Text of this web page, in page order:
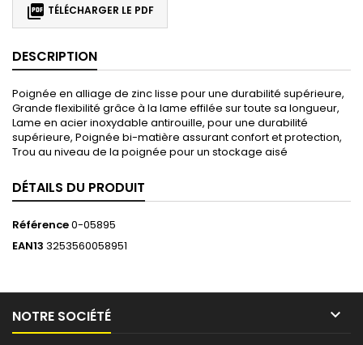
 TÉLÉCHARGER LE PDF
DESCRIPTION
Poignée en alliage de zinc lisse pour une durabilité supérieure,
Grande flexibilité grâce à la lame effilée sur toute sa longueur,
Lame en acier inoxydable antirouille, pour une durabilité
supérieure, Poignée bi-matière assurant confort et protection,
Trou au niveau de la poignée pour un stockage aisé
DÉTAILS DU PRODUIT
Référence0-05895
EAN13 3253560058951
NOTRE SOCIÉTÉ 